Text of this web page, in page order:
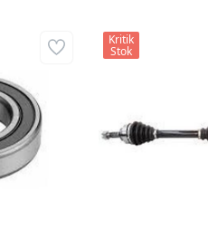
Kritik
Stok